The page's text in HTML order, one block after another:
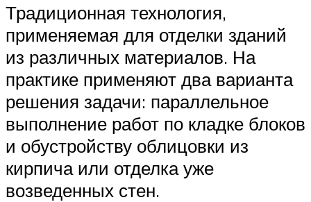
Традиционная технология,
применяемая для отделки зданий
из различных материалов. На
практике применяют два варианта
решения задачи: параллельное
выполнение работ по кладке блоков
и обустройству облицовки из
кирпича или отделка уже
возведенных стен.